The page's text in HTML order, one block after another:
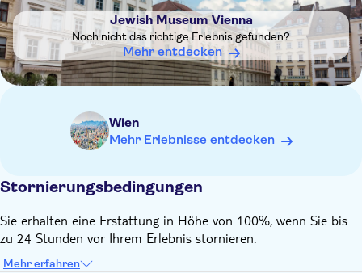
Jewish Museum Vienna
Noch nicht das richtige Erlebnis gefunden?
Mehr entdecken
Wien
Mehr Erlebnisse entdecken
Stornierungsbedingungen
Sie erhalten eine Erstattung in Höhe von 100%, wenn Sie bis
zu 24 Stunden vor Ihrem Erlebnis stornieren.
Mehr erfahren